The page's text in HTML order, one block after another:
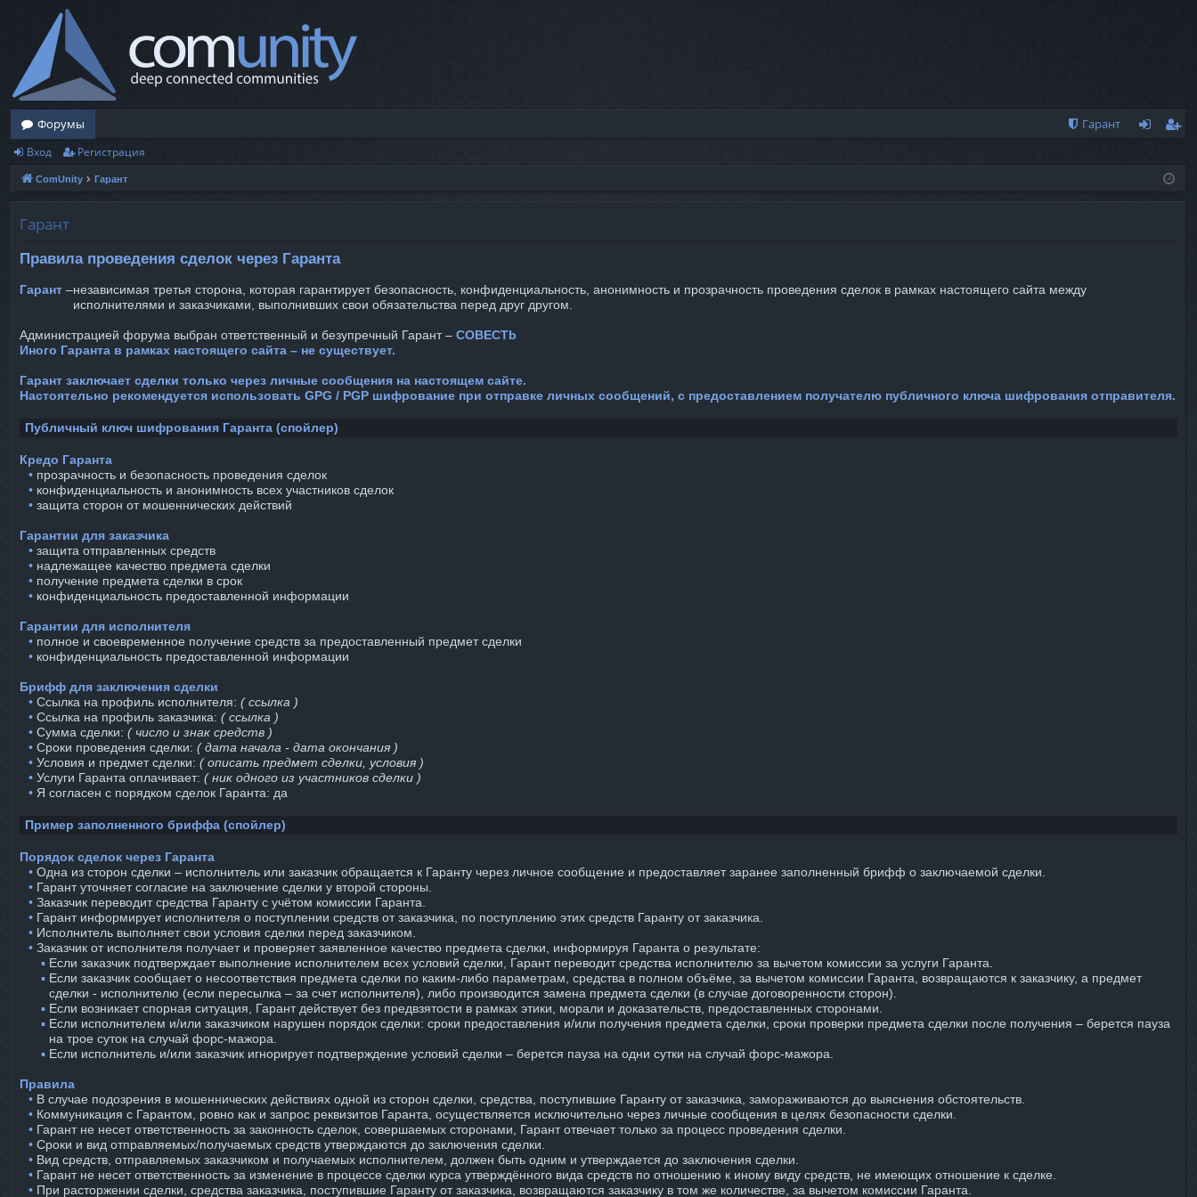
Форумы
Гарант
ис
Вход Регистрация
ComUnity Гарант
Гарант
Правила проведения сделок через Гаранта
Гарант –независимая третья сторона, которая гарантирует безопасность, конфиденциальность, анонимность и прозрачность проведения сделок в рамках настоящего сайта между
исполнителями и заказчиками, выполнивших свои обязательства перед друг другом.
Администрацией форума выбран ответственный и безупречный Гарант – COBECTb
Иного Гаранта в рамках настоящего сайта – не существует.
Гарант заключает сделки только через личные сообщения на настоящем сайте.
Настоятельно рекомендуется использовать GPG / PGP шифрование при отправке личных сообщений, с предоставлением получателю публичного ключа шифрования отправителя.
Публичный ключ шифрования Гаранта (спойлер)
Кредо Гаранта
⠀• прозрачность и безопасность проведения сделок
⠀• конфиденциальность и анонимность всех участников сделок
⠀• защита сторон от мошеннических действий
Гарантии для заказчика
⠀• защита отправленных средств
⠀• надлежащее качество предмета сделки
⠀• получение предмета сделки в срок
⠀• конфиденциальность предоставленной информации
Гарантии для исполнителя
⠀• полное и своевременное получение средств за предоставленный предмет сделки
⠀• конфиденциальность предоставленной информации
Брифф для заключения сделки
⠀• Ссылка на профиль исполнителя: ( ссылка )
⠀• Ссылка на профиль заказчика: ( ссылка )
⠀• Сумма сделки: ( число и знак средств )
⠀• Сроки проведения сделки: ( дата начала - дата окончания )
⠀• Условия и предмет сделки: ( описать предмет сделки, условия )
⠀• Услуги Гаранта оплачивает: ( ник одного из участников сделки )
⠀• Я согласен с порядком сделок Гаранта: да
Пример заполненного бриффа (спойлер)
Порядок сделок через Гаранта
⠀• Одна из сторон сделки – исполнитель или заказчик обращается к Гаранту через личное сообщение и предоставляет заранее заполненный брифф о заключаемой сделки.
⠀• Гарант уточняет согласие на заключение сделки у второй стороны.
⠀• Заказчик переводит средства Гаранту с учётом комиссии Гаранта.
⠀• Гарант информирует исполнителя о поступлении средств от заказчика, по поступлению этих средств Гаранту от заказчика.
⠀• Исполнитель выполняет свои условия сделки перед заказчиком.
⠀• Заказчик от исполнителя получает и проверяет заявленное качество предмета сделки, информируя Гаранта о результате:
⠀ ▪︎ Если заказчик подтверждает выполнение исполнителем всех условий сделки, Гарант переводит средства исполнителю за вычетом комиссии за услуги Гаранта.
⠀ ▪︎ Если заказчик сообщает о несоответствия предмета сделки по каким-либо параметрам, средства в полном объёме, за вычетом комиссии Гаранта, возвращаются к заказчику, а предмет
сделки - исполнителю (если пересылка – за счет исполнителя), либо производится замена предмета сделки (в случае договоренности сторон).
⠀ ▪︎ Если возникает спорная ситуация, Гарант действует без предвзятости в рамках этики, морали и доказательств, предоставленных сторонами.
⠀ ▪︎ Если исполнителем и/или заказчиком нарушен порядок сделки: сроки предоставления и/или получения предмета сделки, сроки проверки предмета сделки после получения – берется пауза
на трое суток на случай форс-мажора.
⠀ ▪︎ Если исполнитель и/или заказчик игнорирует подтверждение условий сделки – берется пауза на одни сутки на случай форс-мажора.
Правила
⠀• В случае подозрения в мошеннических действиях одной из сторон сделки, средства, поступившие Гаранту от заказчика, замораживаются до выяснения обстоятельств.
⠀• Коммуникация с Гарантом, ровно как и запрос реквизитов Гаранта, осуществляется исключительно через личные сообщения в целях безопасности сделки.
⠀• Гарант не несет ответственность за законность сделок, совершаемых сторонами, Гарант отвечает только за процесс проведения сделки.
⠀• Сроки и вид отправляемых/получаемых средств утверждаются до заключения сделки.
⠀• Вид средств, отправляемых заказчиком и получаемых исполнителем, должен быть одним и утверждается до заключения сделки.
⠀• Гарант не несет ответственность за изменение в процессе сделки курса утверждённого вида средств по отношению к иному виду средств, не имеющих отношение к сделке.
⠀• При расторжении сделки, средства заказчика, поступившие Гаранту от заказчика, возвращаются заказчику в том же количестве, за вычетом комиссии Гаранта.